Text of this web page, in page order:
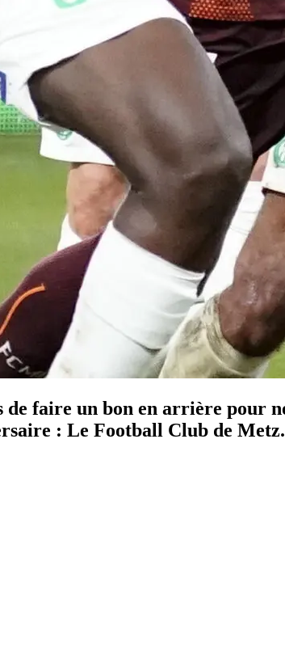
de faire un bon en arrière pour
: Le Football Club de Metz.